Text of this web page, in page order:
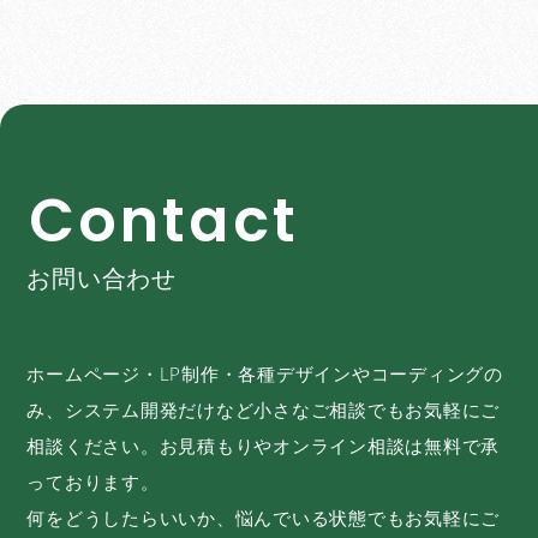
Contact
お問い合わせ
ホームページ・LP制作・各種デザインやコーディングの
み、システム開発だけなど小さなご相談でもお気軽にご
相談ください。お見積もりやオンライン相談は無料で承
っております。
何をどうしたらいいか、悩んでいる状態でもお気軽にご